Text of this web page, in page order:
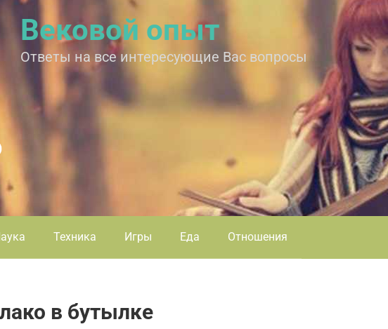
Вековой опыт
Ответы на все интересующие Вас вопросы
Техника Игры Еда Отношения
в бутылке